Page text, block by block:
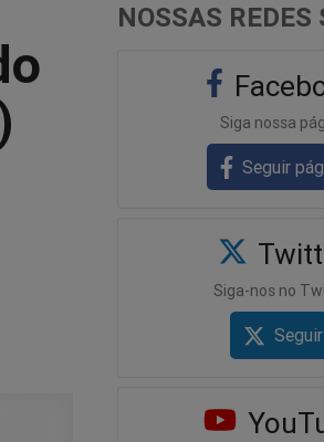
NOSSAS REDES
Siga nossa
Seguir
Siga-nos no
Seguir